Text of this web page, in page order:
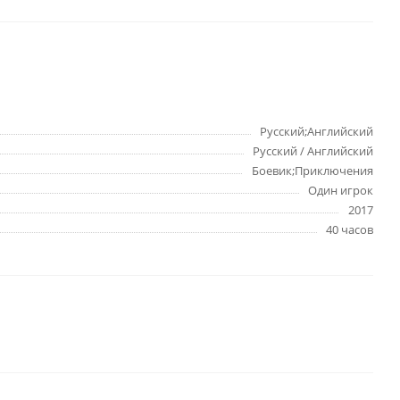
Русский;Английский
Русский / Английский
Боевик;Приключения
Один игрок
2017
40 часов